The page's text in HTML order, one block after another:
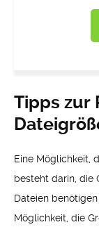
Tipps zur
Eine Möglichkeit,
besteht darin, die
Dateien
Möglichkeit, die